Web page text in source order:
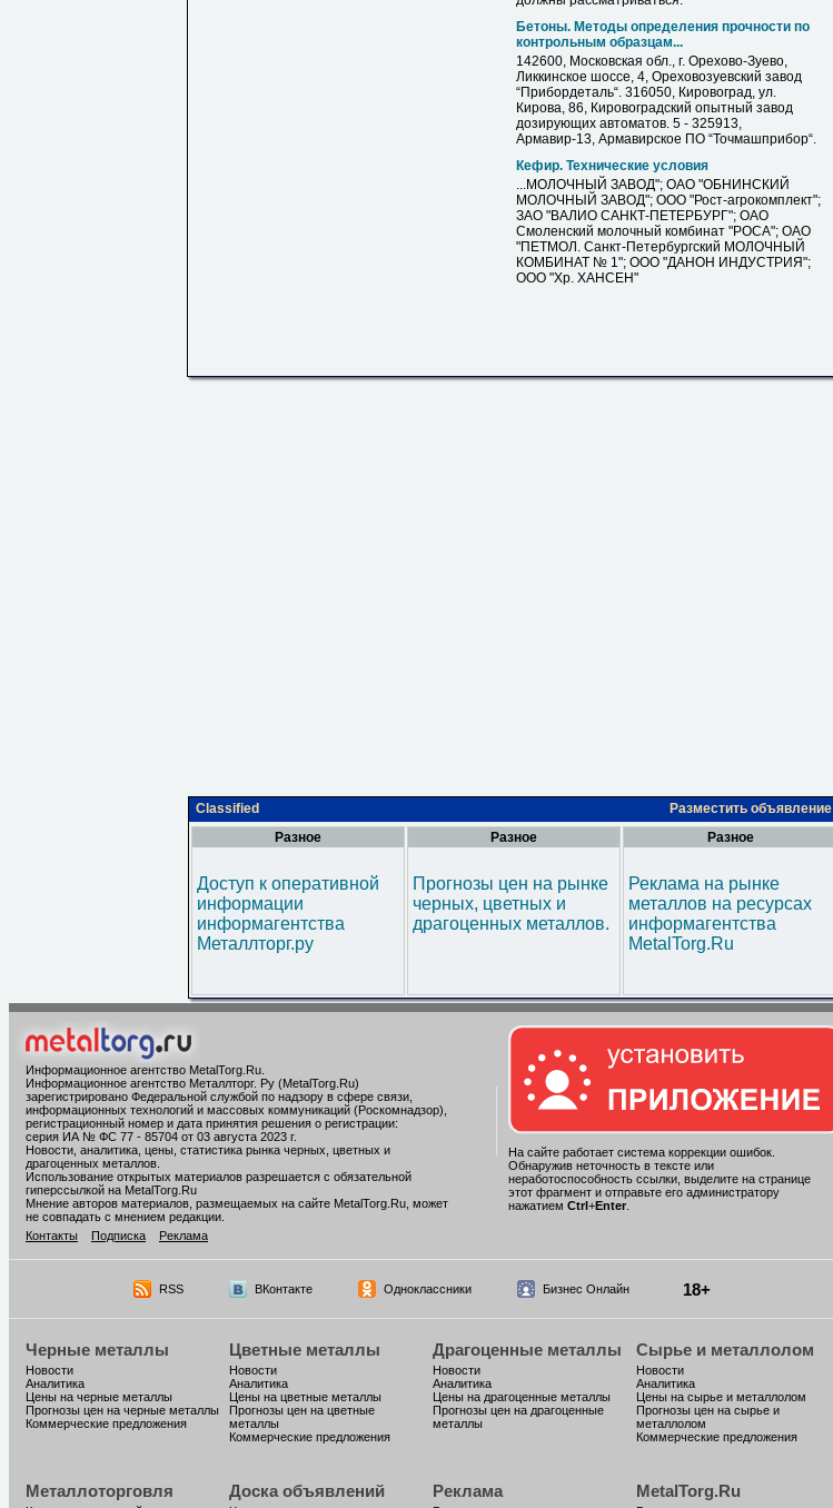
Бетоны. Методы определения прочности по
контрольным образцам...
142600, Московская обл., г. Орехово-Зуево,
Ликкинское шоссе, 4, Ореховозуевский завод
“Прибордеталь“. 316050, Кировоград, ул.
Кирова, 86, Кировоградский опытный завод
дозирующих автоматов. 5 - 325913,
Армавир-13, Армавирское ПО “Точмашприбор“.
Кефир. Технические условия
...МОЛОЧНЫЙ ЗАВОД"; ОАО "ОБНИНСКИЙ
МОЛОЧНЫЙ ЗАВОД"; ООО "Рост-агрокомплект";
ЗАО "ВАЛИО САНКТ-ПЕТЕРБУРГ"; ОАО
Смоленский молочный комбинат "РОСА"; ОАО
"ПЕТМОЛ. Санкт-Петербургский МОЛОЧНЫЙ
КОМБИНАТ № 1"; ООО "ДАНОН ИНДУСТРИЯ";
ООО "Хр. ХАНСЕН"
Classified
Разместить объявление
Разное
Доступ к оперативной
информации
информагентства
Металлторг.ру
Разное
Прогнозы цен на рынке
черных, цветных и
драгоценных металлов.
Разное
Реклама на рынке
металлов на ресурсах
информагентства
MetalTorg.Ru
Информационное агентство MetalTorg.Ru
Информационное агентство Металлторг. Ру (MetalTorg.Ru)
зарегистрировано Федеральной службой по надзору в сфере связи,
информационных технологий и массовых коммуникаций (Роскомнадзор),
регистрационный номер и дата принятия решения о регистрации:
серия ИА № ФС 77 - 85704 от 03 августа 2023 г.
Новости, аналитика, цены, статистика рынка черных, цветных и
драгоценных металлов.
Использование открытых материалов разрешается с обязательной
гиперссылкой на MetalTorg.Ru
Мнение авторов материалов, размещаемых на сайте MetalTorg.Ru, может
не совпадать с мнением редакции.
Контакты
Подписка Реклама
На сайте работает система коррекции ошибок.
Обнаружив неточность в тексте или
неработоспособность ссылки, выделите на странице
этот фрагмент и отправьте его администратору
нажатием Ctrl +Enter.
RSS ВКонтакте Одноклассники Бизнес Онлайн 18+
Черные металлы
Новости
Аналитика
Цены на черные металлы
Прогнозы цен на черные металлы
Коммерческие предложения
Цветные металлы
Новости
Аналитика
Цены на цветные металлы
Прогнозы цен на цветные
металлы
Коммерческие предложения
Драгоценные металлы
Новости
Аналитика
Цены на драгоценные металлы
Прогнозы цен на драгоценные
металлы
Сырье и металлолом
Новости
Аналитика
Цены на сырье и металлолом
Прогнозы цен на сырье и
металлолом
Коммерческие предложения
Металлоторговля Доска объявлений Реклама MetalTorg.Ru